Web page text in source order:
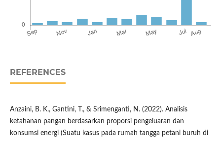
REFERENCES
Anzaini, B. K., Gantini, T., & Srimenganti, N. (2022). Analisis
ketahanan pangan berdasarkan proporsi pengeluaran dan
konsumsi energi (Suatu kasus pada rumah tangga petani buruh di